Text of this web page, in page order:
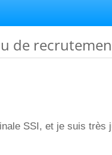
de
SSI, et je suis très